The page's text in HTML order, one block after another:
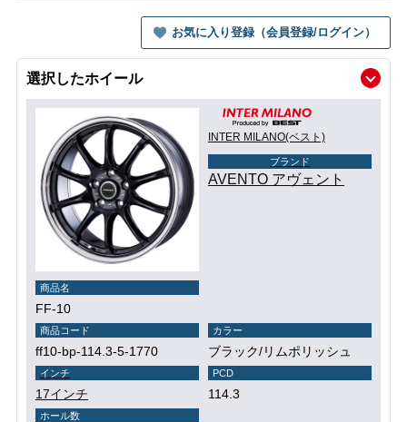
お気に入り登録（会員登録/ログイン）
選択したホイール
INTER MILANO(ベスト)
ブランド
AVENTO アヴェント
商品名
FF-10
商品コード
ff10-bp-114.3-5-1770
カラー
ブラック/リムポリッシュ
インチ
17インチ
PCD
114.3
ホール数